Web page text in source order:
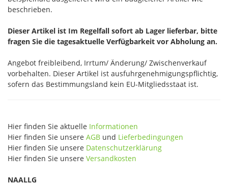
beschrieben.
Dieser Artikel ist Im Regelfall sofort ab Lager lieferbar, bitte
fragen Sie die tagesaktuelle Verfügbarkeit vor Abholung an.
Angebot freibleibend, Irrtum/ Änderung/ Zwischenverkauf
vorbehalten. Dieser Artikel ist ausfuhrgenehmigungspflichtig,
sofern das Bestimmungsland kein EU-Mitgliedsstaat ist.
Hier finden Sie aktuelle Informationen
Hier finden Sie unsere AGB und Lieferbedingungen
Hier finden Sie unsere Datenschutzerklärung
Hier finden Sie unsere Versandkosten
NAALLG